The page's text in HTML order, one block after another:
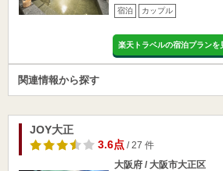
宿泊 カップル
楽天トラベルの宿泊プランを
関連情報から探す
JOY大正
3.6点/ 27 件
大阪府 / 大阪市大正区